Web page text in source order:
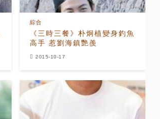
《三時三餐》朴炯植變身釣魚
高手 惹劉海鎮艷羨
綜合
2015-10-17